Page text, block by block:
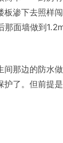
板渗下去照样
那面墙做到
间那边的防水
护了。但前提